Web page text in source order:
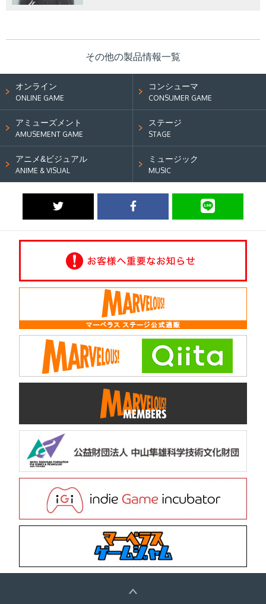
その他の製品情報一覧
オンライン
ONLINE GAME
コンシューマ
CONSUMER GAME
アミューズメント
AMUSEMENT GAME
ステージ
STAGE
アニメ&ビジュアル
ANIME & VISUAL
ミュージック
MUSIC